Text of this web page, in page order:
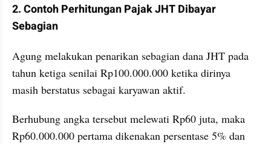
2. Contoh Perhitungan Pajak JHT Dibayar
Sebagian
Agung melakukan penarikan sebagian dana JHT pada
tahun ketiga senilai Rp100.000.000 ketika dirinya
masih berstatus sebagai karyawan aktif.
Berhubung angka tersebut melewati Rp60 juta, maka
Rp60.000.000 pertama dikenakan persentase 5% dan